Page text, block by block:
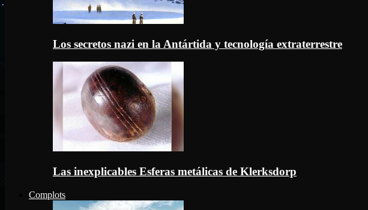
Los secretos nazi en la Antártida y tecnología extraterrestre
Las inexplicables Esferas metálicas de Klerksdorp
Complots